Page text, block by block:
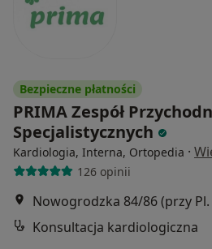
Bezpieczne płatności
PRIMA Zespół
Specjalistycznych
Kardiologia, Interna, Ortopedia ·
126 opinii
Konsultacja kardiologiczna